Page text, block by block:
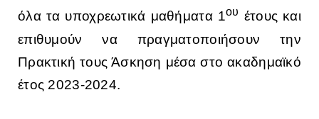
όλα τα υποχρεωτικά μαθήματα 1ου έτους και
επιθυμούν να πραγματοποιήσουν την
Πρακτική τους Άσκηση μέσα στο ακαδημαϊκό
έτος 2023-2024.